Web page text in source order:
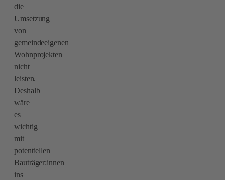
die
Umsetzung
von
gemeindeeigenen
Wohnprojekten
nicht
leisten.
Deshalb
wäre
es
wichtig
mit
potentiellen
Bauträger:innen
ins